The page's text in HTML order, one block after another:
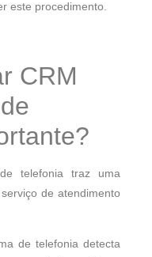
este procedimento.
CRM
telefonia traz uma
de atendimento
de telefonia detecta